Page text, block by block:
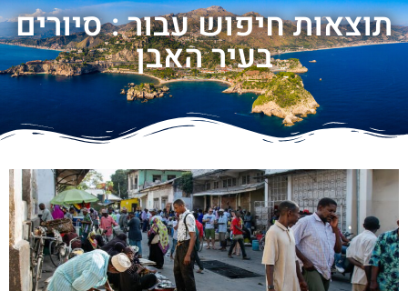
תוצאות חיפוש עבור : סיורים
בעיר האבן